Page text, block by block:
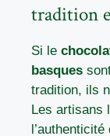
tradition
Si le
basques
tradition, ils
Les artisans